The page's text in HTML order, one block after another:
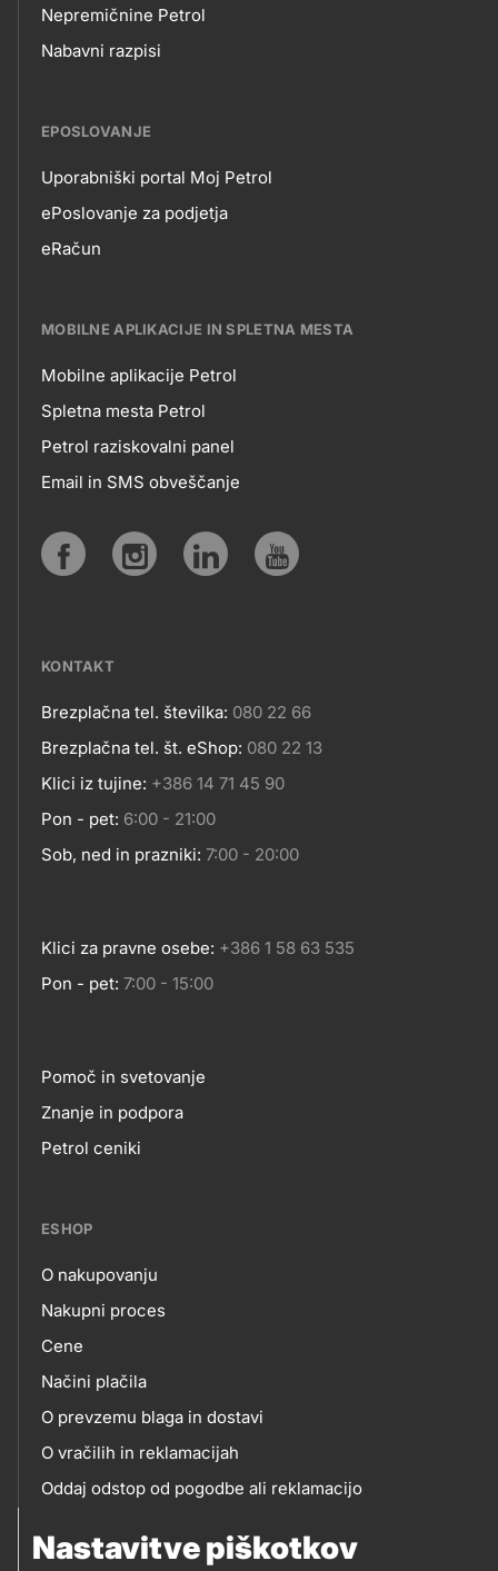
Nastavitve piškotkov
Nepremičnine Petrol
Nabavni razpisi
EPOSLOVANJE
EPOSLOVANJE
Uporabniški portal Moj Petrol
ePoslovanje za podjetja
eRačun
MOBILNE APLIKACIJE IN SPLETNA MESTA
MOBILNE
APLIKACIJE
SPLETNA
Mobilne aplikacije Petrol
Spletna mesta Petrol
Petrol raziskovalni panel
Email in SMS obveščanje
KONTAKT
Kontakt
Brezplačna tel. številka: 080 22 66
Brezplačna tel. št. eShop: 080 22 13
Klici iz tujine: +386 14 71 45 90
Pon - pet: 6:00 - 21:00
Sob, ned in prazniki: 7:00 - 20:00
Klici za pravne osebe: +386 1 58 63 535
Pon - pet: 7:00 - 15:00
Footer
links
Pomoč in svetovanje
Znanje in podpora
Petrol ceniki
ESHOP
eshop
O nakupovanju
Nakupni proces
Cene
Načini plačila
O prevzemu blaga in dostavi
O vračilih in reklamacijah
Oddaj odstop od pogodbe ali reklamacijo
(OEEO)